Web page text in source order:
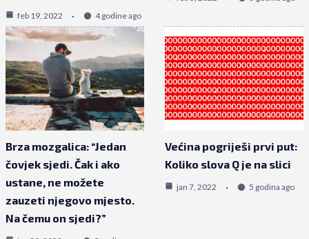
feb 19, 2022 4 godine ago
Brza mozgalica: “Jedan
čovjek sjedi. Čak i ako
ustane, ne možete
zauzeti njegovo mjesto.
Na čemu on sjedi?”
Većina pogriješi prvi put:
Koliko slova Q je na slici
jan 7, 2022 5 godina ago